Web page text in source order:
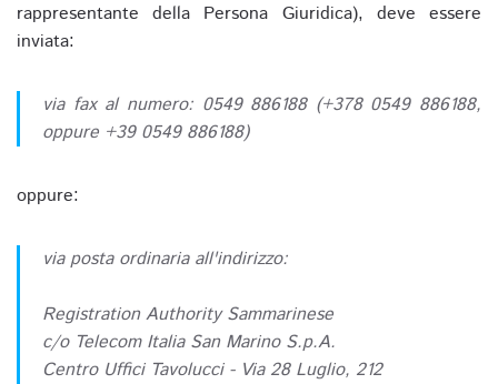
rappresentante della Persona Giuridica), deve essere
inviata:
via fax al numero: 0549 886188 (+378 0549 886188,
oppure +39 0549 886188)
oppure:
via posta ordinaria all'indirizzo:
Registration Authority Sammarinese
c/o Telecom Italia San Marino S.p.A.
Centro Uffici Tavolucci - Via 28 Luglio, 212